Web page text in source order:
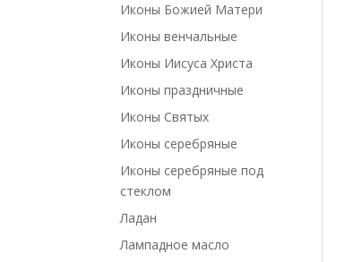
Иконы Божией Матери
Иконы венчальные
Иконы Иисуса Христа
Иконы праздничные
Иконы Святых
Иконы серебряные
Иконы серебряные под
стеклом
Ладан
Лампадное масло